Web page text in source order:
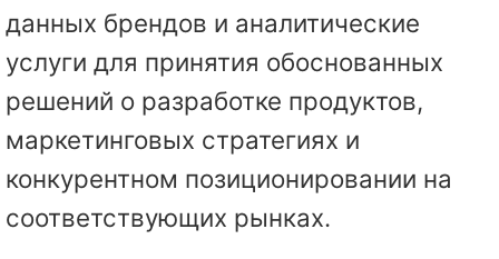
данных брендов и аналитические
услуги для принятия обоснованных
решений о разработке продуктов,
маркетинговых стратегиях и
конкурентном позиционировании на
соответствующих рынках.